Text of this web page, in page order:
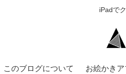
iPadで
このブログについて お絵かき